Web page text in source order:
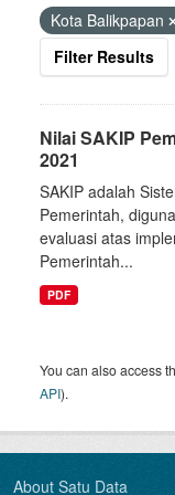
Kota Balikpapan
Filter Results
Nilai SAKIP
2021
SAKIP adalah
Pemerintah,
evaluasi atas
Pemerintah...
PDF
You can also access
API).
About Satu Data